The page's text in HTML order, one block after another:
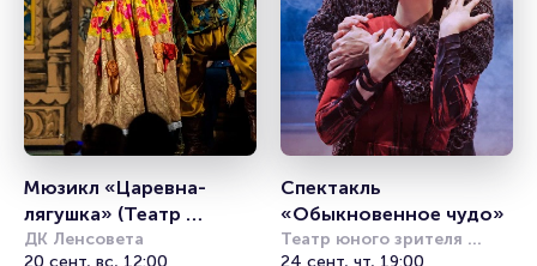
Мюзикл «Царевна-
лягушка» (Театр
«Карамболь»)
ДК Ленсовета
20 сент, вс, 12:00
Спектакль
«Обыкновенное чудо»
Театр юного зрителя
имени А.А. Брянцева
24 сент, чт, 19:00